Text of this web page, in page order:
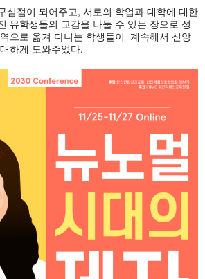
심점이 되어주고, 서로의 학업과 대학에 대한
유학생들의 교감을 나눌 수 있는 장으로 성
으로 옮겨 다니는 학생들이 계속해서 신앙
하게 도와주었다.